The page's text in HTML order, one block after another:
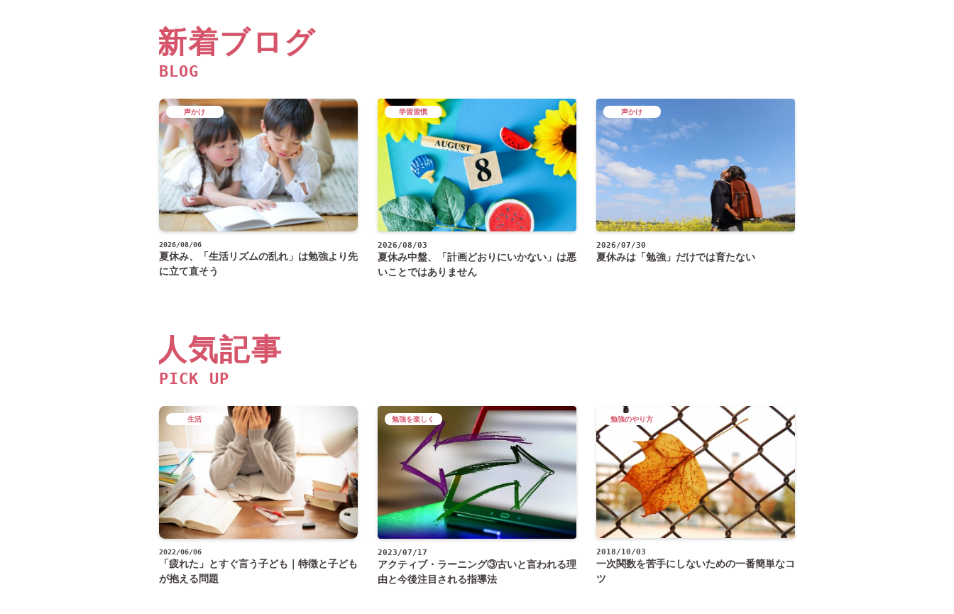
新着ブログ
BLOG
2026/08/06
夏休み、「生活リズムの乱れ」は勉強より先
に立て直そう
声かけ
2026/08/03
夏休み中盤、「計画どおりにいかない」は悪
いことではありません
学習習慣
2026/07/30
夏休みは「勉強」だけでは育たない
声かけ
人気記事
PICK UP
2022/06/06
「疲れた」とすぐ言う子ども｜特徴と子ども
が抱える問題
生活
2023/07/17
アクティブ・ラーニング③古いと言われる理
由と今後注目される指導法
勉強を楽しく
2018/10/03
一次関数を苦手にしないための一番簡単なコ
ツ
勉強のやり方